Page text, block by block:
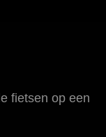
fietsen op een